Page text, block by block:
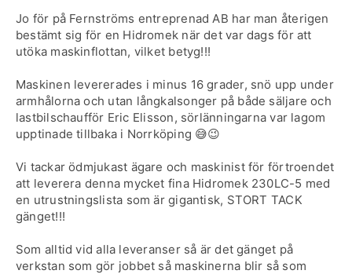
Jo för på Fernströms entreprenad AB har man återigen
bestämt sig för en Hidromek när det var dags för att
utöka maskinflottan, vilket betyg!!!
Maskinen levererades i minus 16 grader, snö upp under
armhålorna och utan långkalsonger på både säljare och
lastbilschaufför Eric Elisson, sörlänningarna var lagom
upptinade tillbaka i Norrköping 😅😉
Vi tackar ödmjukast ägare och maskinist för förtroendet
att leverera denna mycket fina Hidromek 230LC-5 med
en utrustningslista som är gigantisk, STORT TACK
gänget!!!
Som alltid vid alla leveranser så är det gänget på
verkstan som gör jobbet så maskinerna blir så som